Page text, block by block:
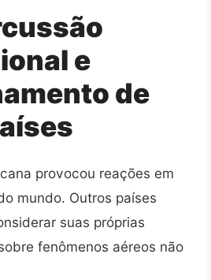
e
de
provocou reações em
mundo. Outros países
suas próprias
fenômenos aéreos não